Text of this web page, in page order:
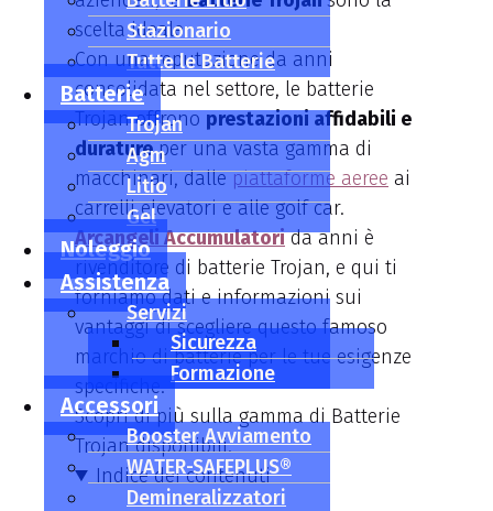
Stazionario
Tutte le Batterie
Batterie
Trojan
Agm
Litio
Gel
Noleggio
Assistenza
Servizi
Sicurezza
Formazione
Accessori
Booster Avviamento
WATER-SAFEPLUS®
Demineralizzatori
scelta ideale.
Con una reputazione da anni
consolidata nel settore, le batterie
Trojan offrono prestazioni affidabili e
duratureper una vasta gamma di
macchinari, dallepiattaforme aeree ai
carrelli elevatori e alle golf car.
Arcangeli Accumulatorida anni è
rivenditore di batterie Trojan, e qui ti
forniamo dati e informazioni sui
vantaggi di scegliere questo famoso
marchio di batterie per le tue esigenze
specifiche.
Scopri di più sulla gamma di Batterie
Trojan disponibili.
Indice dei contenuti